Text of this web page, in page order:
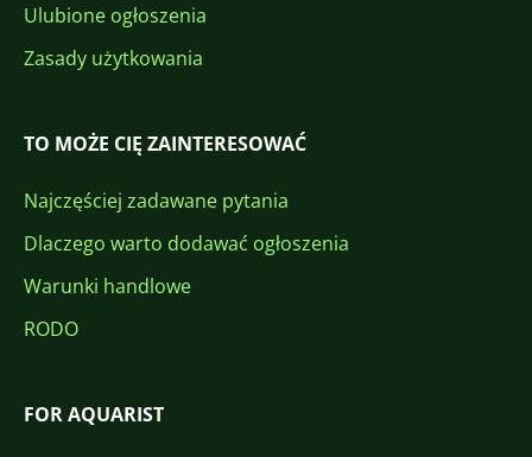
Ulubione ogłoszenia
Zasady użytkowania
TO MOŻE CIĘ ZAINTERESOWAĆ
Najczęściej zadawane pytania
Dlaczego warto dodawać ogłoszenia
Warunki handlowe
RODO
FOR AQUARIST